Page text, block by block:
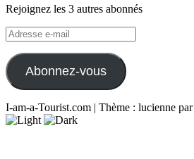
Rejoignez les 3 autres abonnés
Adresse
e-
mail
Abonnez-vous
I-am-a-Tourist.com | Thème : lucienne par